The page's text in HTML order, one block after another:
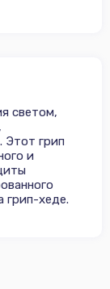
светом,
Этот грип
и
грип-хеде.